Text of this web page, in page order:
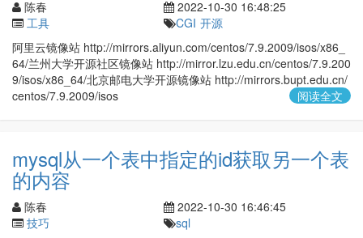
陈春
2022-10-30 16:48:25
工具
CGI 开源
阿里云镜像站 http://mirrors.aliyun.com/centos/7.9.2009/isos/x86_
64/兰州大学开源社区镜像站 http://mirror.lzu.edu.cn/centos/7.9.200
9/isos/x86_64/北京邮电大学开源镜像站 http://mirrors.bupt.edu.cn/
centos/7.9.2009/isos
阅读全文
mysql从一个表中指定的id获取另一个表
的内容
陈春
2022-10-30 16:46:45
技巧
sql